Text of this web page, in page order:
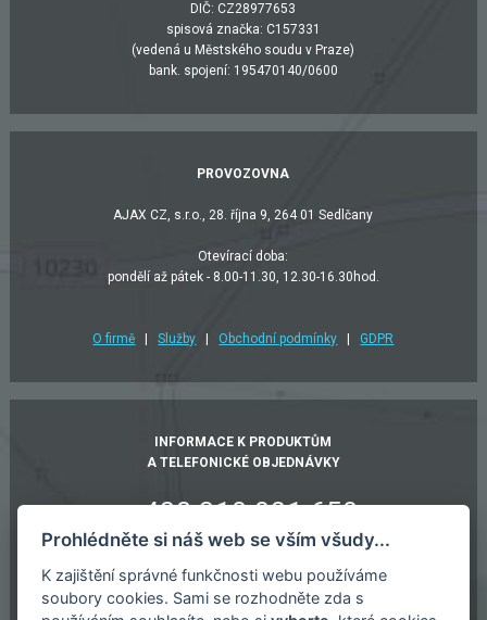
DIČ: CZ28977653
spisová značka: C157331
(vedená u Městského soudu v Praze)
bank. spojení: 195470140/0600
PROVOZOVNA
AJAX CZ, s.r.o., 28. října 9, 264 01 Sedlčany
Otevírací doba:
pondělí až pátek - 8.00-11.30, 12.30-16.30hod.
O firmě |Služby Obchodní podmínky GDPR
INFORMACE K PRODUKTŮM
A TELEFONICKÉ OBJEDNÁVKY
+420 318 821 658
+420 603 932 811
ajax@sedlcany.cz
Prohlédněte si náš web se vším všudy...
K zajištění správné funkčnosti webu používáme
soubory cookies. Sami se rozhodněte zda s